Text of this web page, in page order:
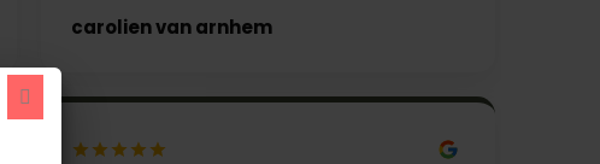
carolien van arnhem